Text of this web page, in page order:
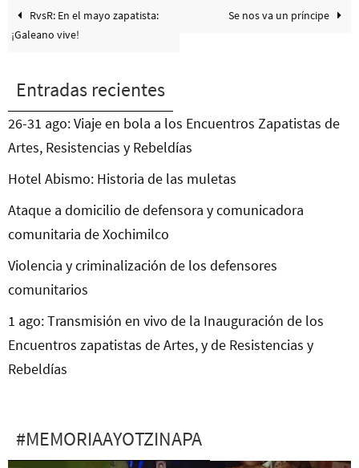
RvsR: En el mayo zapatista:
¡Galeano vive!
Se nos va un príncipe
Entradas recientes
26-31 ago: Viaje en bola a los Encuentros Zapatistas de
Artes, Resistencias y Rebeldías
Hotel Abismo: Historia de las muletas
Ataque a domicilio de defensora y comunicadora
comunitaria de Xochimilco
Violencia y criminalización de los defensores
comunitarios
1 ago: Transmisión en vivo de la Inauguración de los
Encuentros zapatistas de Artes, y de Resistencias y
Rebeldías
#MEMORIAAYOTZINAPA